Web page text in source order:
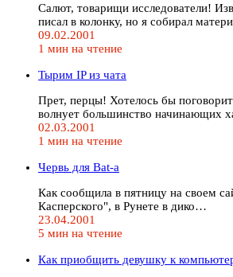
Салют, товарищи исследователи!
писал в колонку, но я собирал
09.02.2001
1 мин на чтение
Тырим IP из чата
Прет, перцы! Хотелось бы
волнует большинство начинающих
02.03.2001
1 мин на чтение
Червь для Bat-а
Как сообщила в пятницу на своем
Касперского", в Рунете в дико…
23.04.2001
5 мин на чтение
Как приобщить девушку к